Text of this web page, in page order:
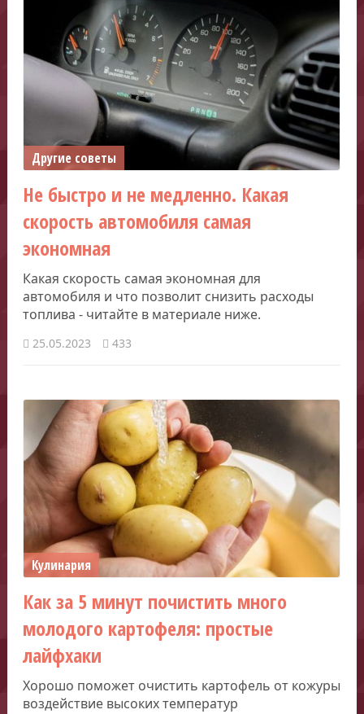
Другие советы
Не быстро и не медленно. Какая
скорость автомобиля самая
экономная
Какая скорость самая экономная для
автомобиля и что позволит снизить расходы
топлива - читайте в материале ниже.
25.05.2023 433
Кулинария
Как за 5 минут почистить много
молодого картофеля: простые
лайфхаки
Хорошо поможет очистить картофель от кожуры
воздействие высоких температур